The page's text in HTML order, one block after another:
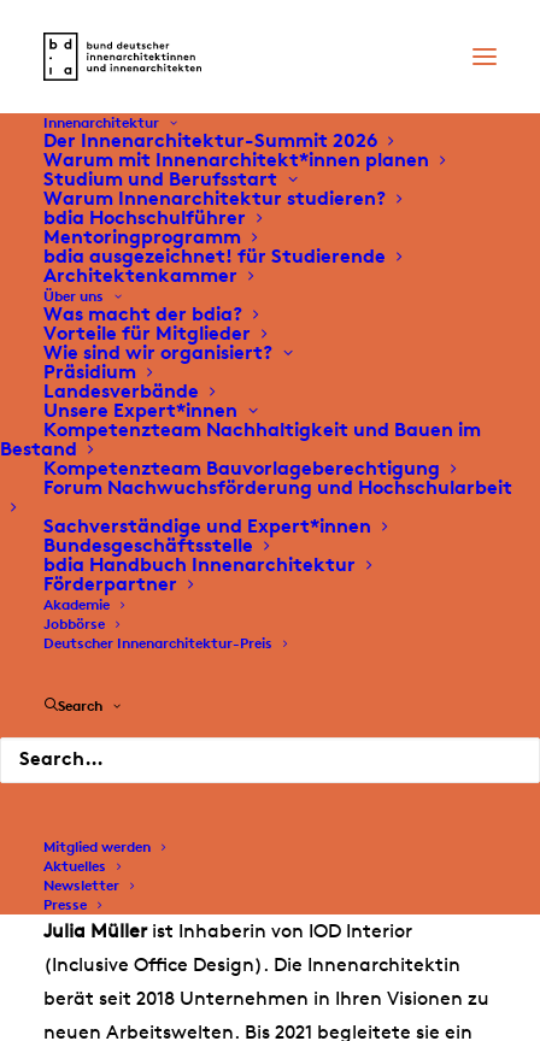
Innenarchitektur
Der Innenarchitektur-Summit 2026
Warum mit Innenarchitekt*innen planen
Studium und Berufsstart
Warum Innenarchitektur studieren?
bdia Hochschulführer
Mentoringprogramm
bdia ausgezeichnet! für Studierende
Architektenkammer
Über uns
Was macht der bdia?
Vorteile für Mitglieder
Wie sind wir organisiert?
Präsidium
Landesverbände
Unsere Expert*innen
Kompetenzteam Nachhaltigkeit und Bauen im
Bestand
Kompetenzteam Bauvorlageberechtigung
Forum Nachwuchsförderung und Hochschularbeit
Sachverständige und Expert*innen
Bundesgeschäftsstelle
bdia Handbuch Innenarchitektur
Förderpartner
Akademie
Jobbörse
Deutscher Innenarchitektur-Preis
Search
Mitglied werden
Aktuelles
Newsletter
Presse
Julia Müllerist Inhaberin von IOD Interior
(Inclusive Office Design). Die Innenarchitektin
berät seit 2018 Unternehmen in Ihren Visionen zu
neuen Arbeitswelten. Bis 2021 begleitete sie ein